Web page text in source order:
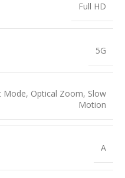
Full HD
5G
Mode, Optical Zoom, Slow
Motion
A